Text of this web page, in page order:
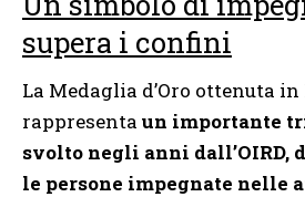
supera i confini
La Medaglia d’Oro ottenuta
rappresenta un importante
svolto negli anni dall’OIRD,
le persone impegnate nelle